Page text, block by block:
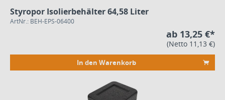
Styropor Isolierbehälter 64,58 Liter
ArtNr.: BEH-EPS-06400
ab 13,25 €*
(Netto 11,13 €)
In den Warenkorb